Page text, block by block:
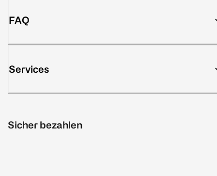
FAQ
Services
Sicher bezahlen